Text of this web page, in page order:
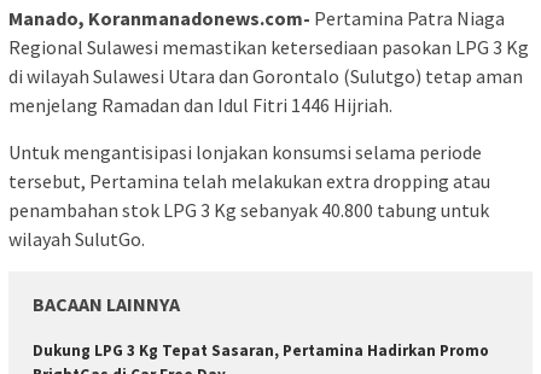
Manado, Koranmanadonews.com- Pertamina Patra Niaga
Regional Sulawesi memastikan ketersediaan pasokan LPG 3 Kg
di wilayah Sulawesi Utara dan Gorontalo (Sulutgo) tetap aman
menjelang Ramadan dan Idul Fitri 1446 Hijriah.
Untuk mengantisipasi lonjakan konsumsi selama periode
tersebut, Pertamina telah melakukan extra dropping atau
penambahan stok LPG 3 Kg sebanyak 40.800 tabung untuk
wilayah SulutGo.
BACAAN LAINNYA
Dukung LPG 3 Kg Tepat Sasaran, Pertamina Hadirkan Promo